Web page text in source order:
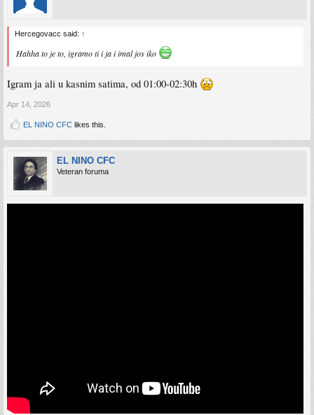
Hercegovacc said: ↑
Hahha to je to, igramo ti i ja i imal jos iko
Igram ja ali u kasnim satima, od 01:00-02:30h
Apr 14, 2026
EL NINO CFC likes this.
EL NINO CFC
Veteran foruma